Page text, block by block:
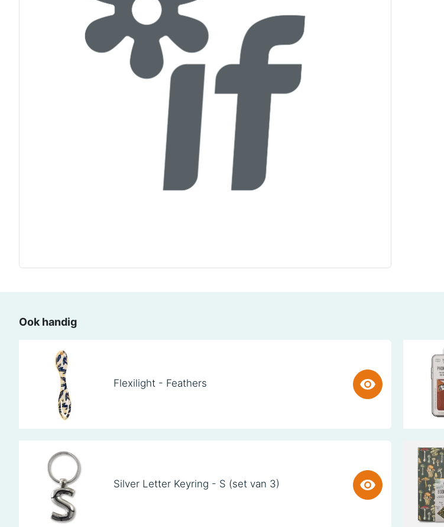
Ook handig
Flexilight - Feathers
Silver Letter Keyring - S (set van 3)